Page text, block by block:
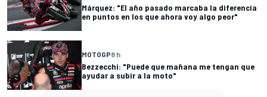
Márquez: "El año pasado marcaba la diferencia
en puntos en los que ahora voy algo peor"
MOTOGP8 h
Bezzecchi: "Puede que mañana me tengan que
ayudar a subir a la moto"